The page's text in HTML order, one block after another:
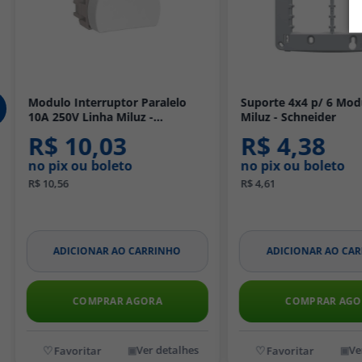
Modulo Interruptor Paralelo
10A 250V Linha Miluz -
R$ 10,03
no pix ou boleto
R$ 10,56
ADICIONAR AO CARRINHO
COMPRAR AGORA
Ver detalhes
Suporte 4x4 p/ 6
Miluz - Schneider
R$ 4,38
no pix ou boleto
R$ 4,61
ADICIONAR AO
COMPRAR